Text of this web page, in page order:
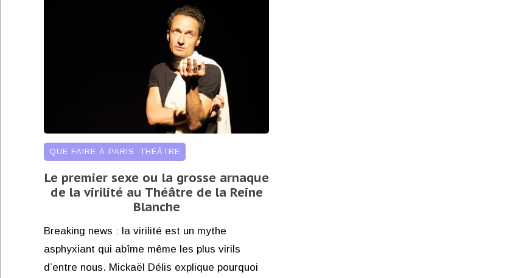
QUE FAIRE À PARIS THÉÂTRE
Le premier sexe ou la grosse arnaque
de la virilité au Théâtre de la Reine
Blanche
Breaking news : la virilité est un mythe
asphyxiant qui abîme même les plus virils
d’entre nous. Mickaël Délis explique pourquoi